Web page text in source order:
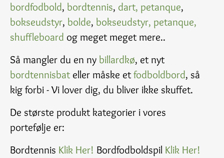
bordfodbold, bordtennis, dart, petanque,
bokseudstyr, bolde, bokseudstyr, petanque,
shuffleboard og meget meget mere..
Så mangler du en ny billardkø, et nyt
bordtennisbat eller måske et fodboldbord, så
kig forbi - Vi lover dig, du bliver ikke skuffet.
De største produkt kategorier i vores
portefølje er:
Bordtennis Klik Her! Bordfodboldspil Klik Her!